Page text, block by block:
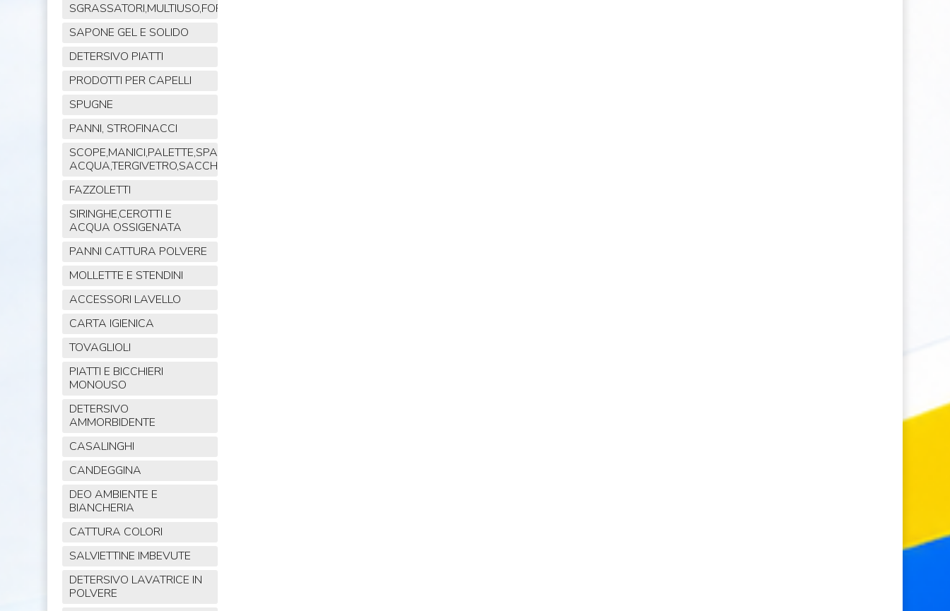
SGRASSATORI,MULTIUSO,FORNO,POLVERE,VETRI,AMMONIACA
SAPONE GEL E SOLIDO
DETERSIVO PIATTI
PRODOTTI PER CAPELLI
SPUGNE
PANNI, STROFINACCI
SCOPE,MANICI,PALETTE,SPAZZOLE,TIRA
ACQUA,TERGIVETRO,SACCHI,MOP
FAZZOLETTI
SIRINGHE,CEROTTI E
ACQUA OSSIGENATA
PANNI CATTURA POLVERE
MOLLETTE E STENDINI
ACCESSORI LAVELLO
CARTA IGIENICA
TOVAGLIOLI
PIATTI E BICCHIERI
MONOUSO
DETERSIVO
AMMORBIDENTE
CASALINGHI
CANDEGGINA
DEO AMBIENTE E
BIANCHERIA
CATTURA COLORI
SALVIETTINE IMBEVUTE
DETERSIVO LAVATRICE IN
POLVERE